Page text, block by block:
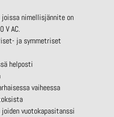
nimellisjännite on
V AC.
ja symmetriset
helposti
vaiheessa
vuotokapasitanssi